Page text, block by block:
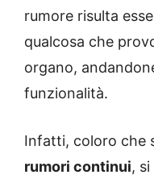
rumore risulta
qualcosa che
organo,
funzionalità.
Infatti, coloro che
rumori continui,